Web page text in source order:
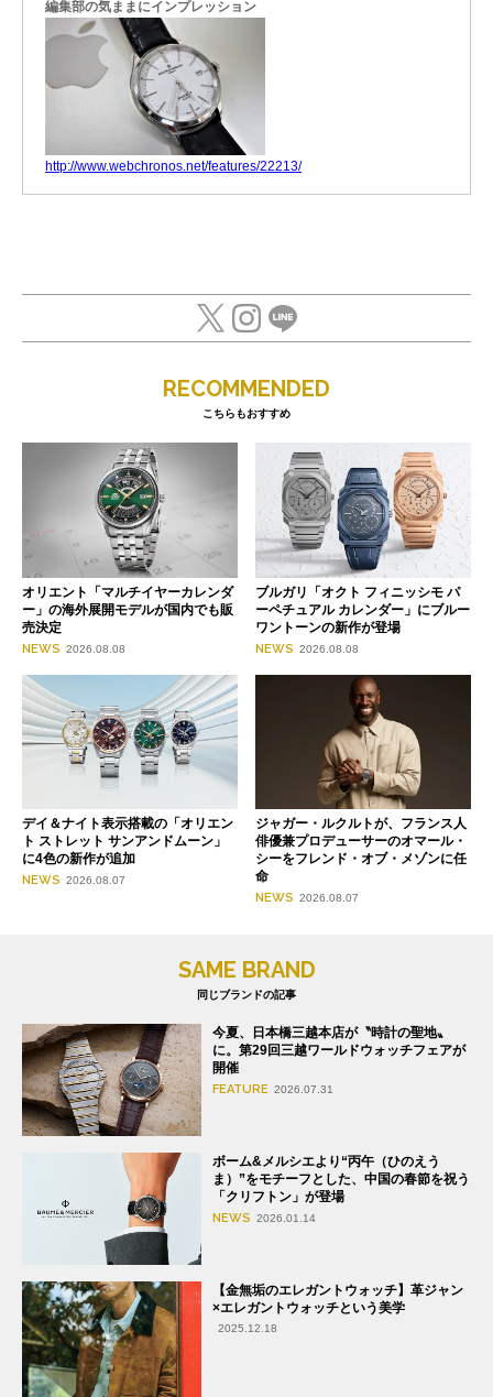
編集部の気ままにインプレッション
http://www.webchronos.net/features/22213/
RECOMMENDED
こちらもおすすめ
オリエント「マルチイヤーカレンダ
ー」の海外展開モデルが国内でも販
売決定
NEWS 2026.08.08
ブルガリ「オクト フィニッシモ パ
ーペチュアル カレンダー」にブルー
ワントーンの新作が登場
NEWS 2026.08.08
デイ＆ナイト表示搭載の「オリエン
ト ストレット サンアンドムーン」
に4色の新作が追加
NEWS 2026.08.07
ジャガー・ルクルトが、フランス人
俳優兼プロデューサーのオマール・
シーをフレンド・オブ・メゾンに任
命
NEWS 2026.08.07
SAME BRAND
同じブランドの記事
今夏、日本橋三越本店が〝時計の聖地〟
に。第29回三越ワールドウォッチフェアが
開催
FEATURE 2026.07.31
ボーム&メルシエより“丙午（ひのえう
ま）”をモチーフとした、中国の春節を祝う
「クリフトン」が登場
NEWS 2026.01.14
【金無垢のエレガントウォッチ】革ジャン
×エレガントウォッチという美学
2025.12.18